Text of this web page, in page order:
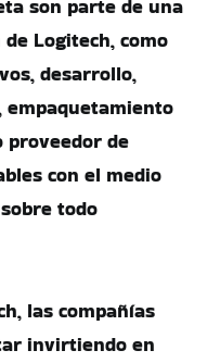
son parte de una
Logitech, como
desarrollo,
empaquetamiento
proveedor de
con el medio
todo
las compañías
invirtiendo en